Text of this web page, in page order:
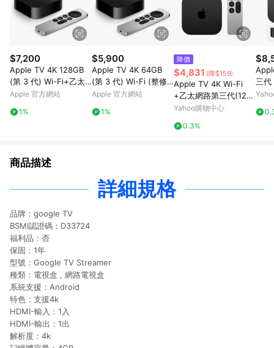
$7,200
Apple TV 4K 128GB
(第 3 代) Wi-Fi+乙太
網路 (整修品)
Apple 官方網站
1%
$5,900
Apple TV 4K 64GB
(第 3 代) Wi-Fi (整修
品)
Apple 官方網站
1%
降價
$4,831 (降$159)
Apple TV 4K Wi-Fi
+乙太網路第三代(128
G)
Yahoo購物中心
0.3%
三
r智
商品描述
詳細規格
品牌：google TV
BSMI認證碼：D33724
福利品：否
保固：1年
型號：Google TV Streamer
種類：電視盒 , 網路電視盒
系統支援：Android
特色：支援4k
HDMI-輸入：1入
HDMI-輸出：1出
解析度：4k